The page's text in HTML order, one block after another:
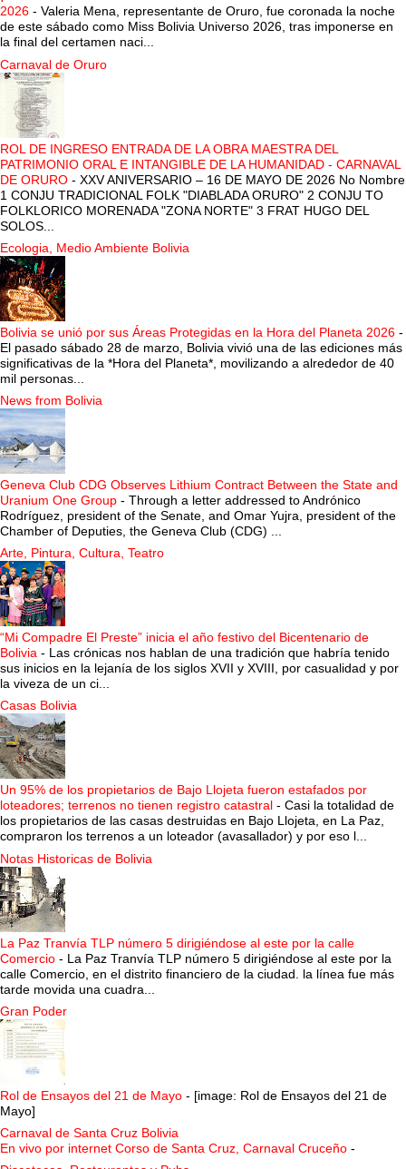
2026 - Valeria Mena, representante de Oruro, fue coronada la noche
de este sábado como Miss Bolivia Universo 2026, tras imponerse en
la final del certamen naci...
Carnaval de Oruro
ROL DE INGRESO ENTRADA DE LA OBRA MAESTRA DEL
PATRIMONIO ORAL E INTANGIBLE DE LA HUMANIDAD - CARNAVAL
DE ORURO - XXV ANIVERSARIO – 16 DE MAYO DE 2026 No Nombre
1 CONJU TRADICIONAL FOLK "DIABLADA ORURO" 2 CONJU TO
FOLKLORICO MORENADA "ZONA NORTE" 3 FRAT HUGO DEL
SOLOS...
Ecologia, Medio Ambiente Bolivia
Bolivia se unió por sus Áreas Protegidas en la Hora del Planeta 2026 -
El pasado sábado 28 de marzo, Bolivia vivió una de las ediciones más
significativas de la *Hora del Planeta*, movilizando a alrededor de 40
mil personas...
News from Bolivia
Geneva Club CDG Observes Lithium Contract Between the State and
Uranium One Group - Through a letter addressed to Andrónico
Rodríguez, president of the Senate, and Omar Yujra, president of the
Chamber of Deputies, the Geneva Club (CDG) ...
Arte, Pintura, Cultura, Teatro
“Mi Compadre El Preste” inicia el año festivo del Bicentenario de
Bolivia - Las crónicas nos hablan de una tradición que habría tenido
sus inicios en la lejanía de los siglos XVII y XVIII, por casualidad y por
la viveza de un ci...
Casas Bolivia
Un 95% de los propietarios de Bajo Llojeta fueron estafados por
loteadores; terrenos no tienen registro catastral - Casi la totalidad de
los propietarios de las casas destruidas en Bajo Llojeta, en La Paz,
compraron los terrenos a un loteador (avasallador) y por eso l...
Notas Historicas de Bolivia
La Paz Tranvía TLP número 5 dirigiéndose al este por la calle
Comercio - La Paz Tranvía TLP número 5 dirigiéndose al este por la
calle Comercio, en el distrito financiero de la ciudad. la línea fue más
tarde movida una cuadra...
Gran Poder
Rol de Ensayos del 21 de Mayo - [image: Rol de Ensayos del 21 de
Mayo]
Carnaval de Santa Cruz Bolivia
En vivo por internet Corso de Santa Cruz, Carnaval Cruceño -